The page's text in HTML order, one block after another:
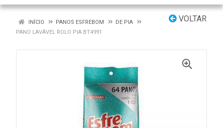
VOLTAR
INÍCIO PANOS ESFREBOM
DE PIA
PANO LAVÁVEL ROLO PIA BT4991